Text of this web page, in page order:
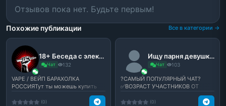
Отзывов пока нет. Будьте первым!
Похожие публикации Все в категории →
18+ Беседа с электро-дудками с:
Чат 132
VAPE / ВЕЙП БАРАХОЛКА
РОССИЯТут ты можешь купить
или продать свой любимый вей...
(0)
Ищу парня девушку друзей подруг
Чат 103
?САМЫЙ ПОПУЛЯРНЫЙ ЧАТ?
✅ВОЗРАСТ УЧАСТНИКОВ ОТ
♻️Флуд -... (0)